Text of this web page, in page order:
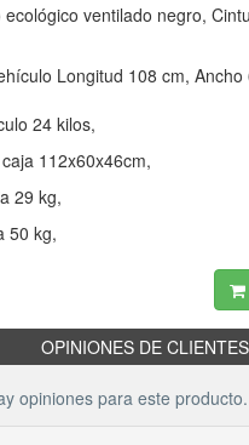
ecológico ventilado negro,
Longitud 108 cm, Ancho
24 kilos,
112x60x46cm,
29 kg,
50 kg,
OPINIONES DE CLIENTES
opiniones para este producto.